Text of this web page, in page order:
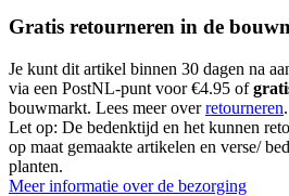
Gratis retourneren in de
Je kunt dit artikel binnen 30 dagen na
via een PostNL-punt voor €4.95 of
bouwmarkt. Lees meer overretourneren.
Let op: De bedenktijd en het kunnen
op maat gemaakte artikelen en verse/
planten.
Meer informatie over de bezorging